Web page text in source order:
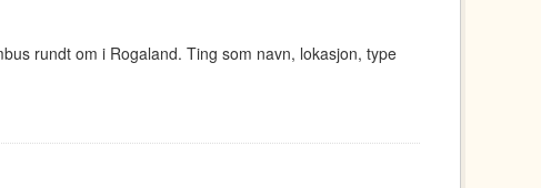
rundt om i Rogaland. Ting som navn, lokasjon, type